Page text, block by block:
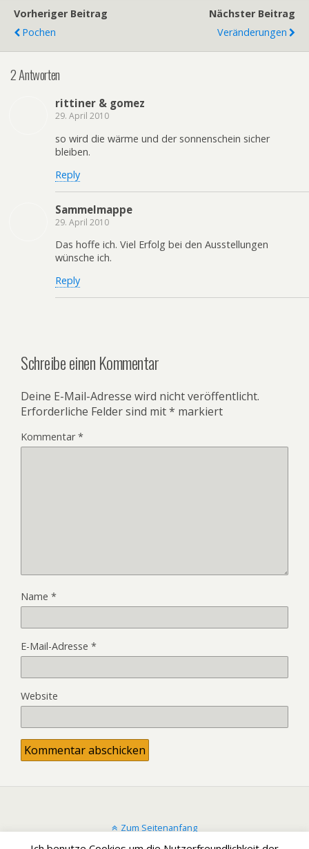
Vorheriger Beitrag
Pochen
Nächster Beitrag
Veränderungen
2 Antworten
rittiner & gomez
29. April 2010
so wird die wärme und der sonnenschein sicher
bleiben.
Reply
Sammelmappe
29. April 2010
Das hoffe ich. Viel Erfolg bei den Ausstellungen
wünsche ich.
Reply
Schreibe einen Kommentar
Deine E-Mail-Adresse wird nicht veröffentlicht.
Erforderliche Felder sind mit* markiert
Kommentar*
Name *
E-Mail-Adresse *
Website
Zum Seitenanfang